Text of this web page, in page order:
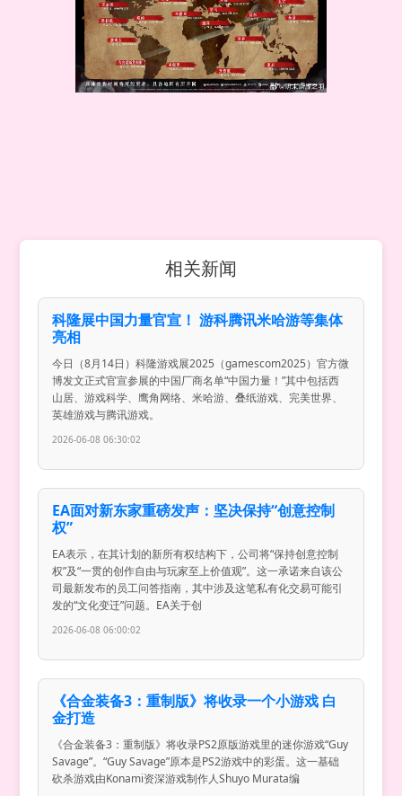
相关新闻
科隆展中国力量官宣！ 游科腾讯米哈游等集体
亮相
今日（8月14日）科隆游戏展2025（gamescom2025）官方微
博发文正式官宣参展的中国厂商名单“中国力量！”其中包括西
山居、游戏科学、鹰角网络、米哈游、叠纸游戏、完美世界、
英雄游戏与腾讯游戏。
2026-06-08 06:30:02
EA面对新东家重磅发声：坚决保持“创意控制
权”
EA表示，在其计划的新所有权结构下，公司将“保持创意控制
权”及“一贯的创作自由与玩家至上价值观”。这一承诺来自该公
司最新发布的员工问答指南，其中涉及这笔私有化交易可能引
发的“文化变迁”问题。EA关于创
2026-06-08 06:00:02
《合金装备3：重制版》将收录一个小游戏 白
金打造
《合金装备3：重制版》将收录PS2原版游戏里的迷你游戏“Guy
Savage”。“Guy Savage”原本是PS2游戏中的彩蛋。这一基础
砍杀游戏由Konami资深游戏制作人Shuyo Murata编